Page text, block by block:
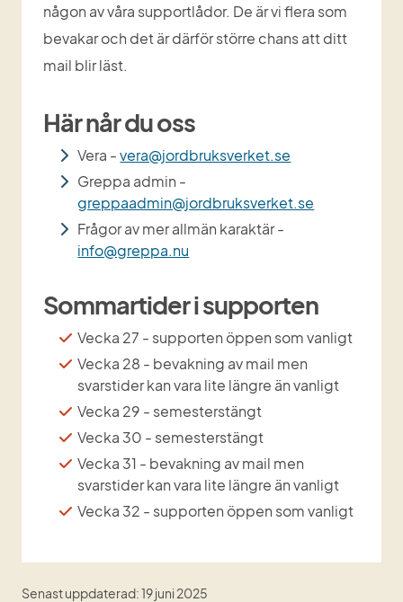
någon av våra supportlådor. De är vi flera som
bevakar och det är därför större chans att ditt
mail blir läst.
Här når du oss
Vera - vera@jordbruksverket.se
greppaadmin@jordbruksverket.se
info@greppa.nu
Sommartider i supporten
Vecka 27 - supporten öppen som vanligt
Vecka 28 - bevakning av mail men
svarstider kan vara lite längre än vanligt
Vecka 29 - semesterstängt
Vecka 30 - semesterstängt
Vecka 31 - bevakning av mail men
svarstider kan vara lite längre än vanligt
Vecka 32 - supporten öppen som vanligt
Senast uppdaterad: 19 juni 2025